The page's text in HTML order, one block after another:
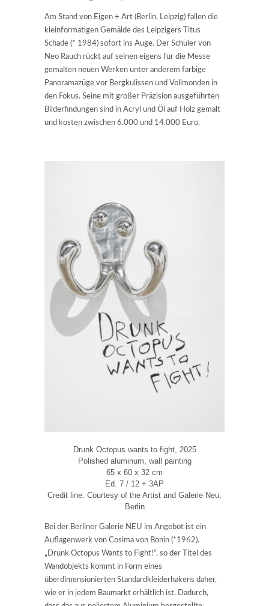
Am Stand von Eigen + Art (Berlin, Leipzig) fallen die
kleinformatigen Gemälde des Leipzigers Titus
Schade (* 1984) sofort ins Auge. Der Schüler von
Neo Rauch rückt auf seinen eigens für die Messe
gemalten neuen Werken unter anderem farbige
Panoramazüge vor Bergkulissen und Vollmonden in
den Fokus. Seine mit großer Präzision ausgeführten
Bilderfindungen sind in Acryl und Öl auf Holz gemalt
und kosten zwischen 6.000 und 14.000 Euro.
Drunk Octopus wants to fight, 2025
Polished aluminum, wall painting
65 x 60 x 32 cm
Ed. 7 / 12 + 3AP
Credit line: Courtesy of the Artist and Galerie Neu,
Berlin
Bei der Berliner Galerie NEU im Angebot ist ein
Auflagenwerk von Cosima von Bonin (*1962).
„Drunk Octopus Wants to Fight!“, so der Titel des
Wandobjekts kommt in Form eines
überdimensionierten Standardkleiderhakens daher,
wie er in jedem Baumarkt erhältlich ist. Dadurch,